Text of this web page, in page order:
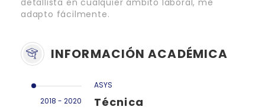
adapto fácilmente.
INFORMACIÓN ACADÉMICA
2018 - 2020
ASYS
Técnica